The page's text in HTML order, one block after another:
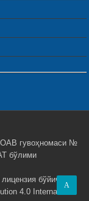
ОАВ гувоҳномаси №
бўлими
бўйича
4.0 International
A